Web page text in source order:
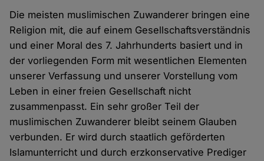
Die meisten muslimischen Zuwanderer bringen eine
Religion mit, die auf einem Gesellschaftsverständnis
und einer Moral des 7. Jahrhunderts basiert und in
der vorliegenden Form mit wesentlichen Elementen
unserer Verfassung und unserer Vorstellung vom
Leben in einer freien Gesellschaft nicht
zusammenpasst. Ein sehr großer Teil der
muslimischen Zuwanderer bleibt seinem Glauben
verbunden. Er wird durch staatlich geförderten
Islamunterricht und durch erzkonservative Prediger